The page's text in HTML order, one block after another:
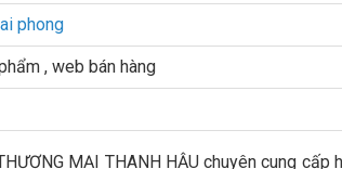
phong
, web bán hàng
MẠI THANH HẬU chuyên cung